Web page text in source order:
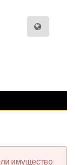
имущество